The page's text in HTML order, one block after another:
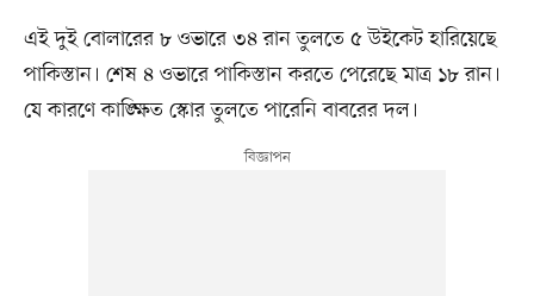
এই দুই বোলারের ৮ ওভারে ৩৪ রান তুলতে ৫ উইকেট হারিয়েছে
পাকিস্তান। শেষ ৪ ওভারে পাকিস্তান করতে পেরেছে মাত্র ১৮ রান।
যে কারণে কাঙ্ক্ষিত স্কোর তুলতে পারেনি বাবরের দল।